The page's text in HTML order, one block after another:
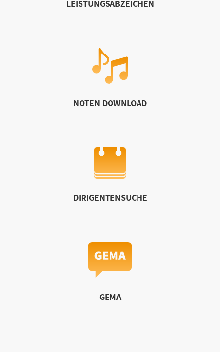
LEISTUNGSABZEICHEN
NOTEN DOWNLOAD
DIRIGENTENSUCHE
GEMA